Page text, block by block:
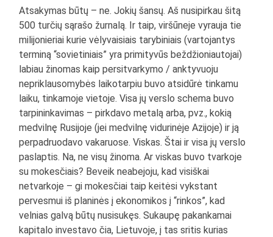
Atsakymas būtų – ne. Jokių šansų. Aš nusipirkau šitą
500 turčių sąrašo žurnalą. Ir taip, viršūneje vyrauja tie
milijonieriai kurie vėlyvaisiais tarybiniais (vartojantys
terminą “sovietiniais” yra primityvūs beždžioniautojai)
labiau žinomas kaip persitvarkymo / anktyvuoju
nepriklausomybės laikotarpiu buvo atsidūrė tinkamu
laiku, tinkamoje vietoje. Visa jų verslo schema buvo
tarpininkavimas – pirkdavo metalą arba, pvz., kokią
medvilnę Rusijoje (jei medvilnę vidurinėje Azijoje) ir ją
perpadruodavo vakaruose. Viskas. Štai ir visa jų verslo
paslaptis. Na, ne visų žinoma. Ar viskas buvo tvarkoje
su mokesčiais? Beveik neabejoju, kad visiškai
netvarkoje – gi mokesčiai taip keitėsi vykstant
pervesmui iš planinės į ekonomikos į “rinkos”, kad
velnias galvą būtų nusisukęs. Sukaupę pakankamai
kapitalo investavo čia, Lietuvoje, į tas sritis kurias